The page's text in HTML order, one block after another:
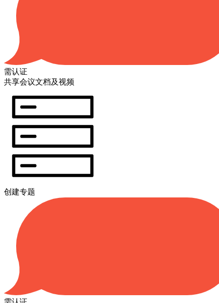
需认证
共享会议文档及视频
创建专题